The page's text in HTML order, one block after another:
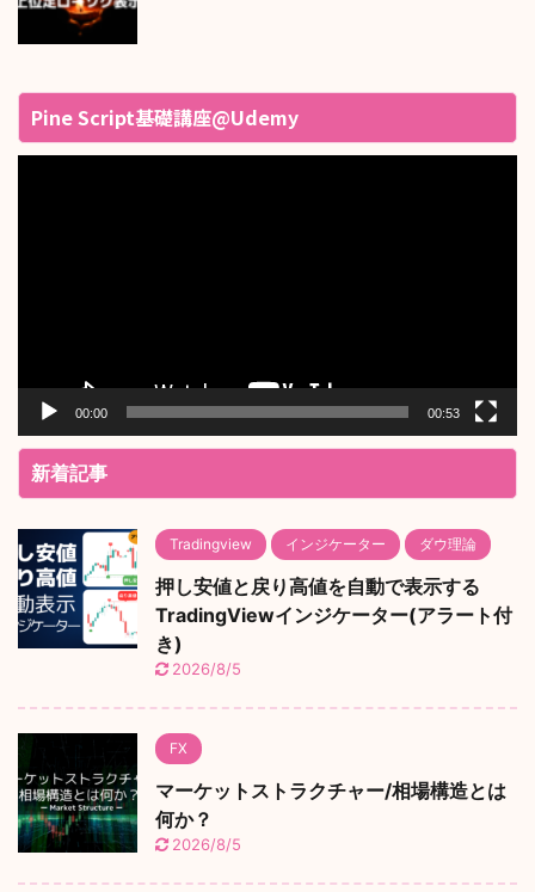
Pine Script基礎講座@Udemy
00:00 00:53
新着記事
Tradingview インジケーター ダウ理論
押し安値と戻り高値を自動で表示する
TradingViewインジケーター(アラート付
き)
2026/8/5
FX
マーケットストラクチャー/相場構造とは
何か？
2026/8/5